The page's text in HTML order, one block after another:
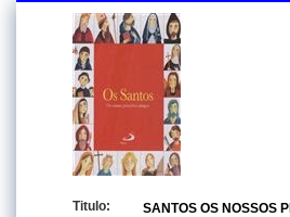
Titulo:
SANTOS OS NOSSOS